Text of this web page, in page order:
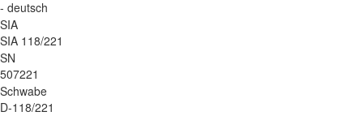
- deutsch
SIA
SIA 118/221
SN
507221
Schwabe
D-118/221